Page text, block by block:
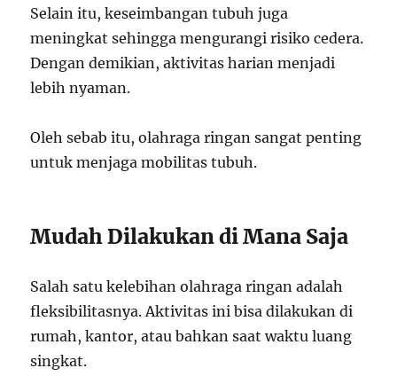
Selain itu, keseimbangan tubuh juga
meningkat sehingga mengurangi risiko cedera.
Dengan demikian, aktivitas harian menjadi
lebih nyaman.
Oleh sebab itu, olahraga ringan sangat penting
untuk menjaga mobilitas tubuh.
Mudah Dilakukan di Mana Saja
Salah satu kelebihan olahraga ringan adalah
fleksibilitasnya. Aktivitas ini bisa dilakukan di
rumah, kantor, atau bahkan saat waktu luang
singkat.